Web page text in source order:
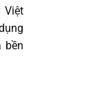
Việt
bền